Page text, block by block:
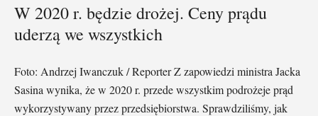
W 2020 r. będzie drożej. Ceny prądu
uderzą we wszystkich
Foto: Andrzej Iwanczuk / Reporter Z zapowiedzi ministra Jacka
Sasina wynika, że w 2020 r. przede wszystkim podrożeje prąd
wykorzystywany przez przedsiębiorstwa. Sprawdziliśmy, jak